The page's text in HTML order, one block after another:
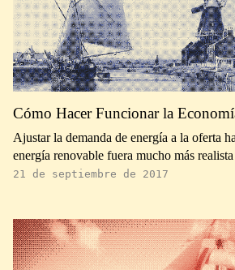
Cómo Hacer Funcionar la
Ajustar la demanda de energía a la oferta
energía renovable fuera mucho más
21 de septiembre de 2017